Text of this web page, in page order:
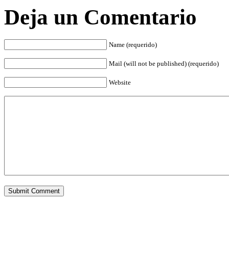
Deja un Comentario
Name (requerido)
Mail (will not be published) (requerido)
Website